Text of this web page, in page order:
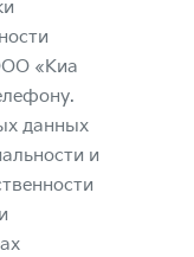
«Киа
данных
и